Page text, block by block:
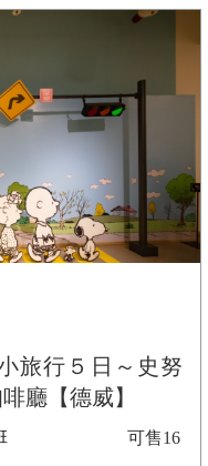
旅行５日～史努
廳【德威】
可售16